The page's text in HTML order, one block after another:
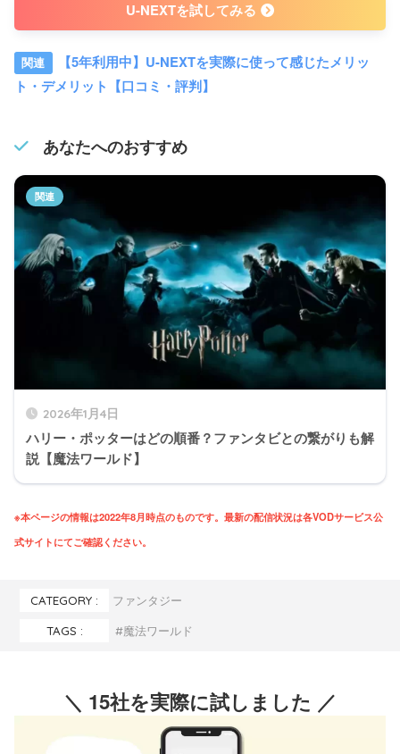
U-NEXTを試してみる
【5年利用中】U-NEXTを実際に使って感じたメリッ
ト・デメリット【口コミ・評判】
あなたへのおすすめ
2026年1月4日
ハリー・ポッターはどの順番？ファンタビとの繋がりも解
説【魔法ワールド】
※本ページの情報は2022年8月時点のものです。最新の配信状況は各VODサービス公
式サイトにてご確認ください。
CATEGORY : ファンタジー
TAGS : 魔法ワールド
＼ 15社を実際に試しました ／